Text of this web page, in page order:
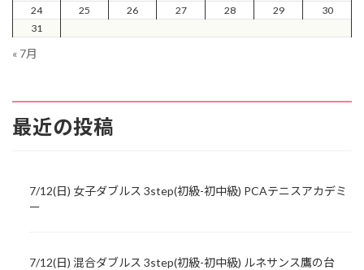
24
25 26 27 28 29
30
31
« 7月
最近の投稿
7/12(日) 女子ダブルス 3step(初級-初中級) PCAテニスアカデミ
ー
7/12(日) 混合ダブルス 3step(初級-初中級) ルネサンス鷹の台